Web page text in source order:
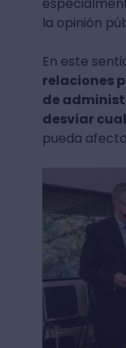
la opinión
En este
relaciones
de
desviar
pueda